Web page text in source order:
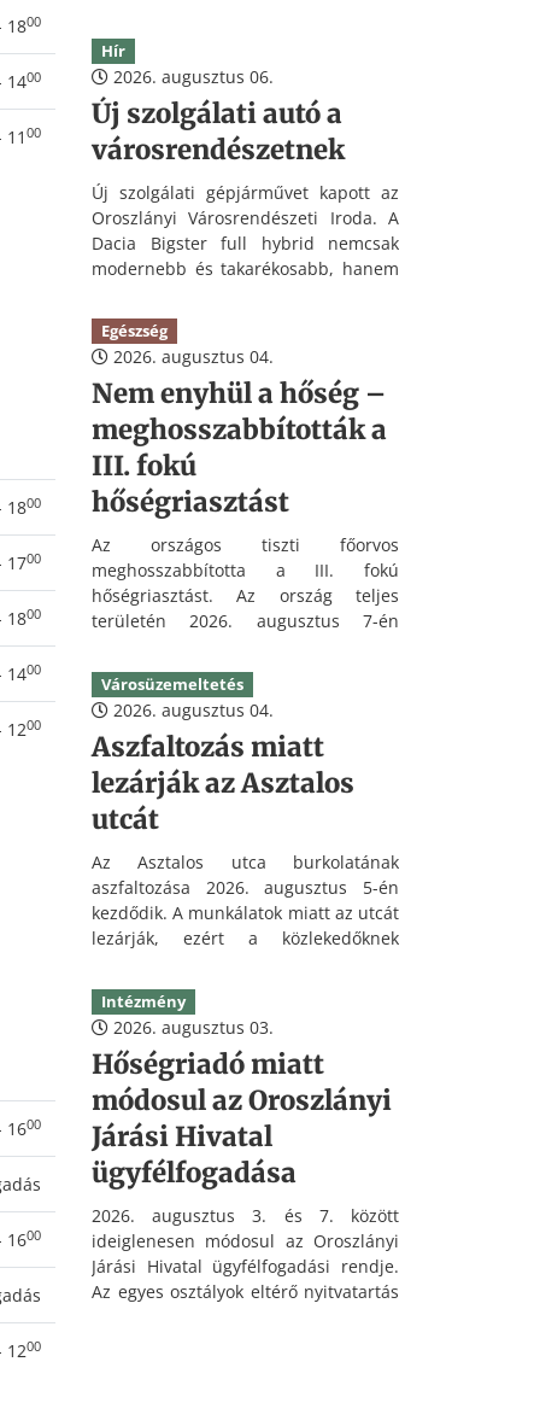
1800
1400
11 00
1800
1700
1800
1400
1200
1600
1600
1200
Haraszthegyi utca közötti útszakaszt.
Hír
2026. augusztus 06.
Új szolgálati autó a
városrendészetnek
Új szolgálati gépjárművet kapott az
Oroszlányi Városrendészeti Iroda. A
Dacia Bigster full hybrid nemcsak
modernebb és takarékosabb, hanem
karbantartásnak köszönhetően
hosszú távon is kedvezőbb
üzemeltetést tesz lehetővé.
Egészség
2026. augusztus 04.
Nem enyhül a hőség –
meghosszabbították a
III. fokú
hőségriasztást
Az országos tiszti főorvos
meghosszabbította a III. fokú
hőségriasztást. Az ország teljes
területén 2026. augusztus 7-én
figyelmeztetés, ezért a következő
napokban is kiemelten fontos a
megfelelő folyadékpótlás és a hőség
elleni védekezés.
Városüzemeltetés
2026. augusztus 04.
Aszfaltozás miatt
lezárják az Asztalos
utcát
Az Asztalos utca burkolatának
aszfaltozása 2026. augusztus 5-én
kezdődik. A munkálatok miatt az utcát
lezárják, ezért a közlekedőknek
Intézmény
2026. augusztus 03.
Hőségriadó miatt
módosul az Oroszlányi
Járási Hivatal
ügyfélfogadása
2026. augusztus 3. és 7. között
ideiglenesen módosul az Oroszlányi
Járási Hivatal ügyfélfogadási rendje.
Az egyes osztályok eltérő nyitvatartás